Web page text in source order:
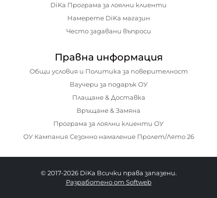
DiKa Програма за лоялни клиенти
Намерете DiKa магазин
Често задавани въпроси
Правна информация
Общи условия и Политика за поверителност
Ваучери за подарък ОУ
Плащане & Доставка
Връщане & Замяна
Програма за лоялни клиенти ОУ
ОУ Кампания Сезонно намаление Пролет/Лято 26
© 2017-2026 DiKa Всички права запазени.
Разработено от Softweb